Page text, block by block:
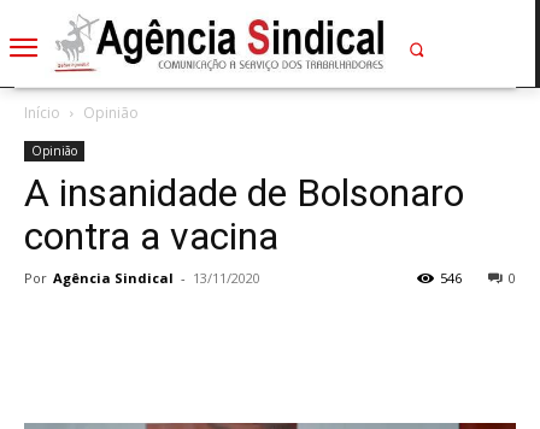
Início Opinião
Opinião
A insanidade de Bolsonaro
contra a vacina
Por Agência Sindical - 13/11/2020 0
546